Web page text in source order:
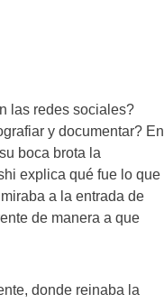
las redes sociales?
y documentar? En
boca brota la
explica qué fue lo que
a la entrada de
de manera a que
donde reinaba la